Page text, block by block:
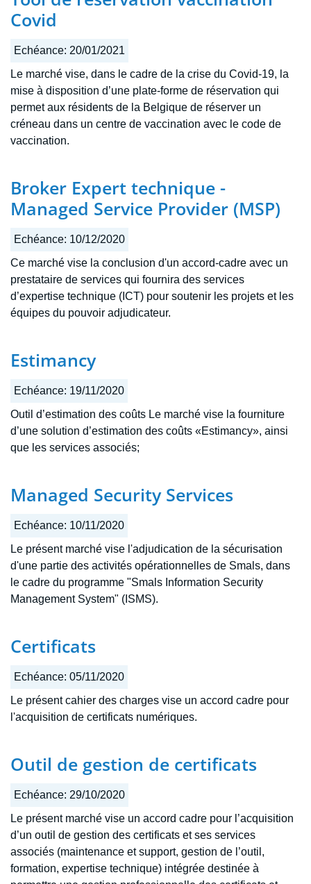
Covid
Echéance: 20/01/2021
Le marché vise, dans le cadre de la crise du Covid-19, la
mise à disposition d’une plate-forme de réservation qui
permet aux résidents de la Belgique de réserver un
créneau dans un centre de vaccination avec le code de
vaccination.
Broker Expert technique -
Managed Service Provider (MSP)
Echéance: 10/12/2020
Ce marché vise la conclusion d'un accord-cadre avec un
prestataire de services qui fournira des services
d’expertise technique (ICT) pour soutenir les projets et les
équipes du pouvoir adjudicateur.
Estimancy
Echéance: 19/11/2020
Outil d’estimation des coûts Le marché vise la fourniture
d’une solution d’estimation des coûts «Estimancy», ainsi
que les services associés;
Managed Security Services
Echéance: 10/11/2020
Le présent marché vise l'adjudication de la sécurisation
d'une partie des activités opérationnelles de Smals, dans
le cadre du programme "Smals Information Security
Management System" (ISMS).
Certificats
Echéance: 05/11/2020
Le présent cahier des charges vise un accord cadre pour
l'acquisition de certificats numériques.
Outil de gestion de certificats
Echéance: 29/10/2020
Le présent marché vise un accord cadre pour l’acquisition
d’un outil de gestion des certificats et ses services
associés (maintenance et support, gestion de l’outil,
formation, expertise technique) intégrée destinée à